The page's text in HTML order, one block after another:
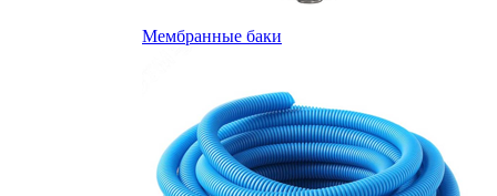
Мембранные баки